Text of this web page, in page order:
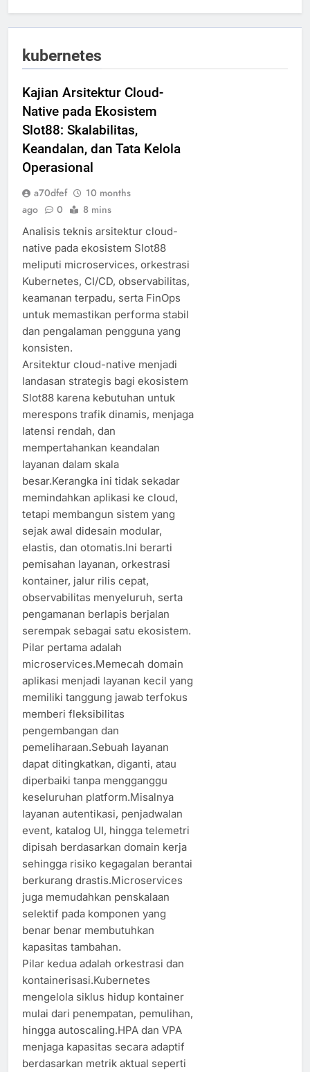
kubernetes
Kajian Arsitektur Cloud-
Native pada Ekosistem
Slot88: Skalabilitas,
Keandalan, dan Tata Kelola
Operasional
a70dfef
10 months
ago
0 8 mins
Analisis teknis arsitektur cloud-
native pada ekosistem Slot88
meliputi microservices, orkestrasi
Kubernetes, CI/CD, observabilitas,
keamanan terpadu, serta FinOps
untuk memastikan performa stabil
dan pengalaman pengguna yang
konsisten.
Arsitektur cloud-native menjadi
landasan strategis bagi ekosistem
Slot88 karena kebutuhan untuk
merespons trafik dinamis, menjaga
latensi rendah, dan
mempertahankan keandalan
layanan dalam skala
besar.Kerangka ini tidak sekadar
memindahkan aplikasi ke cloud,
tetapi membangun sistem yang
sejak awal didesain modular,
elastis, dan otomatis.Ini berarti
pemisahan layanan, orkestrasi
kontainer, jalur rilis cepat,
observabilitas menyeluruh, serta
pengamanan berlapis berjalan
serempak sebagai satu ekosistem.
Pilar pertama adalah
microservices.Memecah domain
aplikasi menjadi layanan kecil yang
memiliki tanggung jawab terfokus
memberi fleksibilitas
pengembangan dan
pemeliharaan.Sebuah layanan
dapat ditingkatkan, diganti, atau
diperbaiki tanpa mengganggu
keseluruhan platform.Misalnya
layanan autentikasi, penjadwalan
event, katalog UI, hingga telemetri
dipisah berdasarkan domain kerja
sehingga risiko kegagalan berantai
berkurang drastis.Microservices
juga memudahkan penskalaan
selektif pada komponen yang
benar benar membutuhkan
kapasitas tambahan.
Pilar kedua adalah orkestrasi dan
kontainerisasi.Kubernetes
mengelola siklus hidup kontainer
mulai dari penempatan, pemulihan,
hingga autoscaling.HPA dan VPA
menjaga kapasitas secara adaptif
berdasarkan metrik aktual seperti